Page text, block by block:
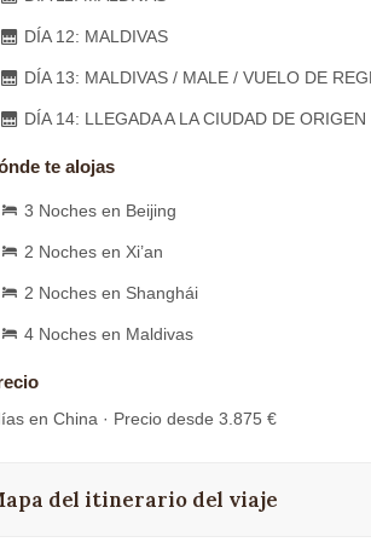
DÍA 12: MALDIVAS
DÍA 13: MALDIVAS / MALE / VUELO DE
DÍA 14: LLEGADA A LA CIUDAD DE ORIGEN
te alojas
3 Noches en Beijing
2 Noches en Xi’an
2 Noches en Shanghái
4 Noches en Maldivas
en China · Precio desde 3.875 €
del itinerario del viaje